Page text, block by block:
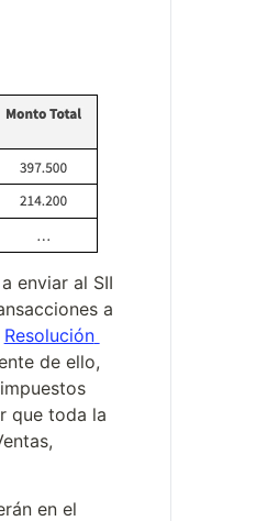
enviar al SII
a
Resolución
de ello,
que toda la
en el